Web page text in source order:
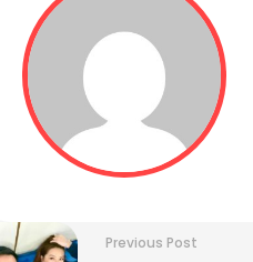
Previous Post